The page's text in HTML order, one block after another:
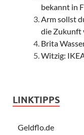
bekannt in
Arm sollst
die Zukunft
Brita
Witzig:
LINKTIPPS
Geldflo.de